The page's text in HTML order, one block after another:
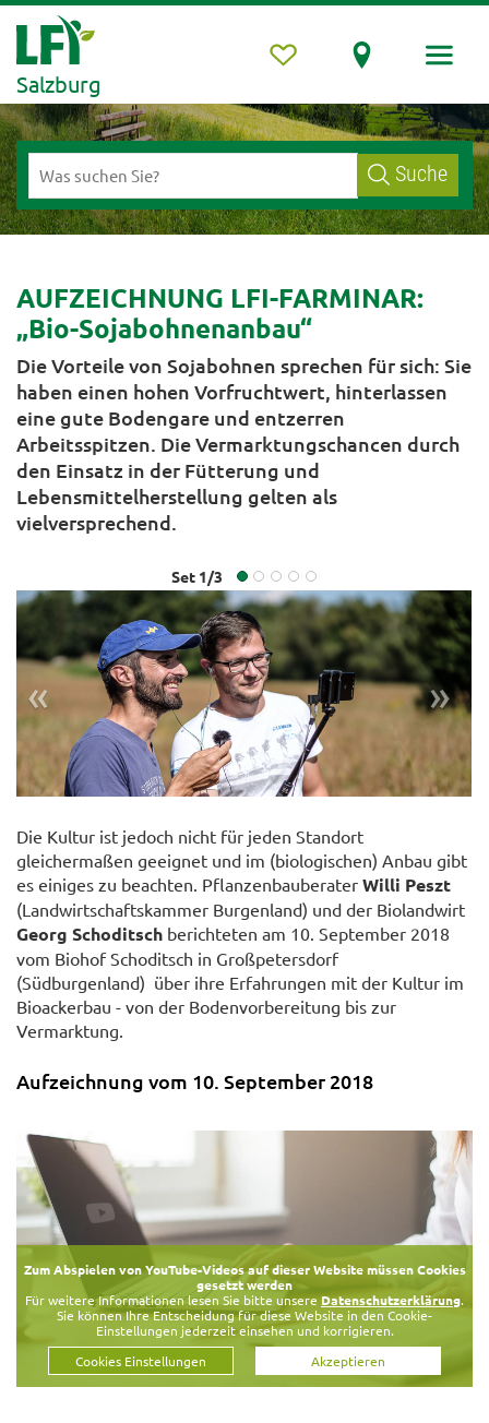
Salzburg
Suche
AUFZEICHNUNG LFI-FARMINAR:
„Bio-Sojabohnenanbau“
Die Vorteile von Sojabohnen sprechen für sich: Sie
haben einen hohen Vorfruchtwert, hinterlassen
eine gute Bodengare und entzerren
Arbeitsspitzen. Die Vermarktungschancen durch
den Einsatz in der Fütterung und
Lebensmittelherstellung gelten als
vielversprechend.
Set 1/3
© LFI ÖIng. Gerald PFABIGAN
« »
Die Kultur ist jedoch nicht für jeden Standort
gleichermaßen geeignet und im (biologischen) Anbau gibt
es einiges zu beachten. Pflanzenbauberater Willi Peszt
(Landwirtschaftskammer Burgenland) und der Biolandwirt
Georg Schoditsch berichteten am 10. September 2018
vom Biohof Schoditsch in Großpetersdorf
(Südburgenland) über ihre Erfahrungen mit der Kultur im
Bioackerbau - von der Bodenvorbereitung bis zur
Vermarktung.
Aufzeichnung vom 10. September 2018
Zum Abspielen von YouTube-Videos auf dieser Website müssen Cookies
gesetzt werden
Für weitere Informationen lesen Sie bitte unsereDatenschutzerklärung.
Sie können Ihre Entscheidung für diese Website in den Cookie-
Einstellungen jederzeit einsehen und korrigieren.
Akzeptieren
Cookies Einstellungen